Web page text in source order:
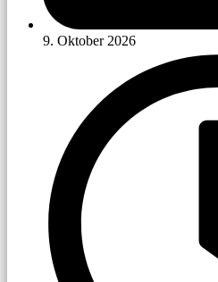
9. Oktober 2026